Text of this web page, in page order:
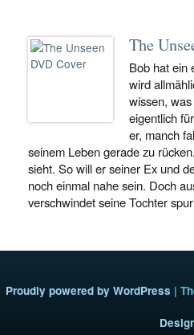
The
Bob hat ein
wird
wissen,
eigentlich
er, manch
seinem Leben gerade zu
sieht. So will er seiner Ex und
noch einmal nahe sein. Doch
verschwindet seine Tochter
Proudly powered by WordPress |